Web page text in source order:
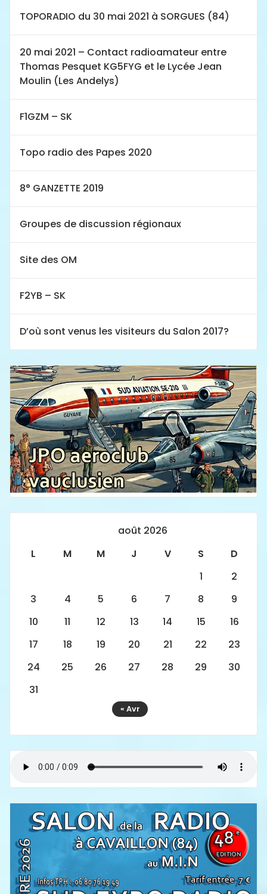
TOPORADIO du 30 mai 2021 à SORGUES (84)
20 mai 2021 – Contact radioamateur entre
Thomas Pesquet KG5FYG et le Lycée Jean
Moulin (Les Andelys)
F1GZM – SK
Topo radio des Papes 2020
8° GANZETTE 2019
Groupes de discussion régionaux
Site des OM
F2YB – SK
D’où sont venus les visiteurs du Salon 2017?
août 2026
L
M M J V S
D
1
2
3
4 5 6 7 8
9
10
11 12 13 14 15
16
17
18 19 20 21 22
23
24
25 26 27 28 29
30
31
« Avr